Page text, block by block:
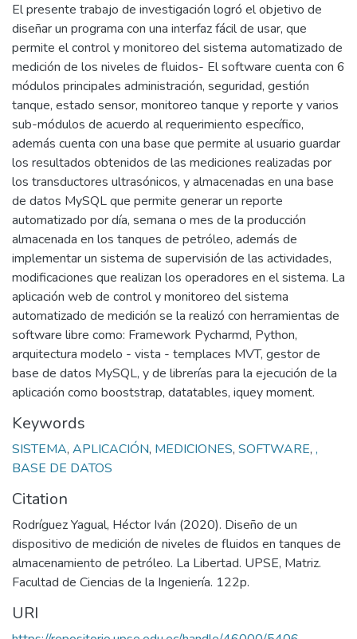
El presente trabajo de investigación logró el objetivo de
diseñar un programa con una interfaz fácil de usar, que
permite el control y monitoreo del sistema automatizado de
medición de los niveles de fluidos- El software cuenta con 6
módulos principales administración, seguridad, gestión
tanque, estado sensor, monitoreo tanque y reporte y varios
sub-módulos de acuerdo al requerimiento específico,
además cuenta con una base que permite al usuario guardar
los resultados obtenidos de las mediciones realizadas por
los transductores ultrasónicos, y almacenadas en una base
de datos MySQL que permite generar un reporte
automatizado por día, semana o mes de la producción
almacenada en los tanques de petróleo, además de
implementar un sistema de supervisión de las actividades,
modificaciones que realizan los operadores en el sistema. La
aplicación web de control y monitoreo del sistema
automatizado de medición se la realizó con herramientas de
software libre como: Framework Pycharmd, Python,
arquitectura modelo - vista - templaces MVT, gestor de
base de datos MySQL, y de librerías para la ejecución de la
aplicación como booststrap, datatables, iquey moment.
Keywords
SISTEMA, APLICACIÓN, MEDICIONES, SOFTWARE, ,
BASE DE DATOS
Citation
Rodríguez Yagual, Héctor Iván (2020). Diseño de un
dispositivo de medición de niveles de fluidos en tanques de
almacenamiento de petróleo. La Libertad. UPSE, Matriz.
Facultad de Ciencias de la Ingeniería. 122p.
URI